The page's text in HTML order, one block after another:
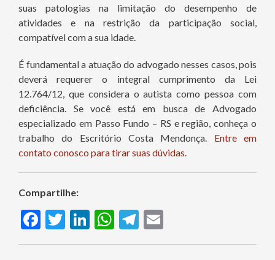
suas patologias na limitação do desempenho de
atividades e na restrição da participação social,
compatível com a sua idade.
É fundamental a atuação do advogado nesses casos, pois
deverá requerer o integral cumprimento da Lei
12.764/12, que considera o autista como pessoa com
deficiência. Se você está em busca de Advogado
especializado em Passo Fundo – RS e região, conheça o
trabalho do Escritório Costa Mendonça. Entre em
contato conosco para tirar suas dúvidas.
Compartilhe:
Facebook
Twitter
LinkedIn
WhatsApp
Telegram